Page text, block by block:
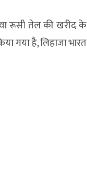
रूसी तेल की खरीद के
गया है, लिहाजा भारत